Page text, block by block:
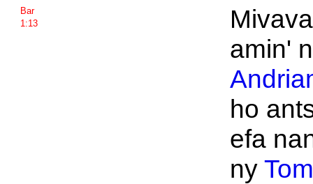
Bar
1:13
amin'
ho
efa
ny